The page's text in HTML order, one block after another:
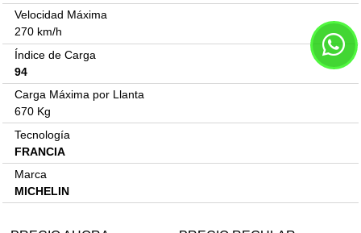
Velocidad Máxima
270 km/h
Índice de Carga
94
Carga Máxima por Llanta
670 Kg
Tecnología
FRANCIA
Marca
MICHELIN